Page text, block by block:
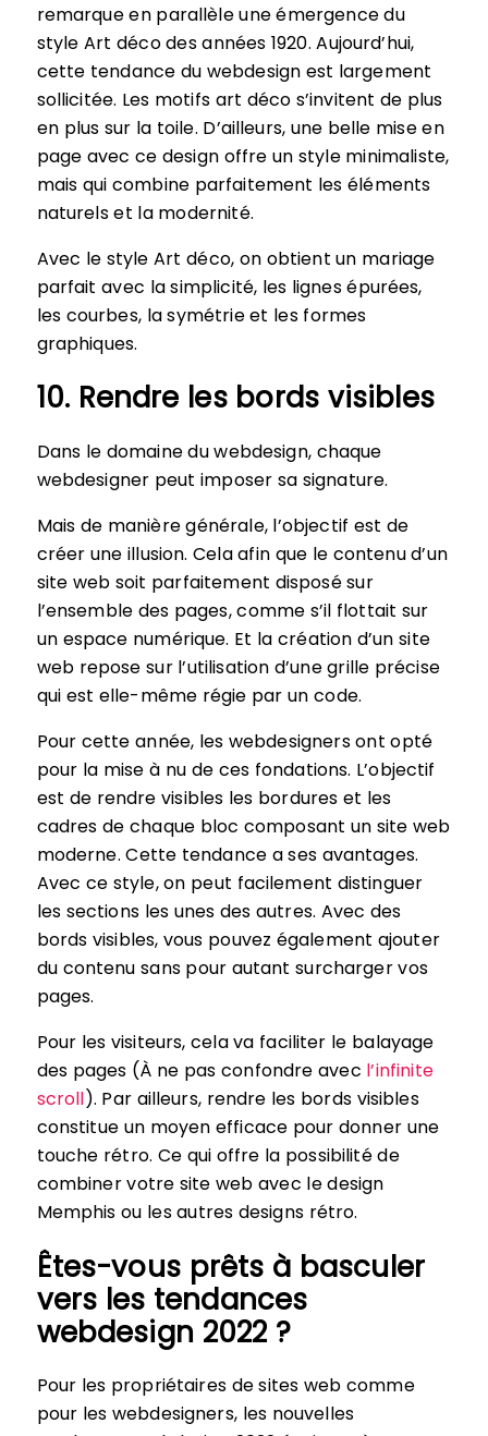
remarque en parallèle une émergence du
style Art déco des années 1920. Aujourd’hui,
cette tendance du webdesign est largement
sollicitée. Les motifs art déco s’invitent de plus
en plus sur la toile. D’ailleurs, une belle mise en
page avec ce design offre un style minimaliste,
mais qui combine parfaitement les éléments
naturels et la modernité.
Avec le style Art déco, on obtient un mariage
parfait avec la simplicité, les lignes épurées,
les courbes, la symétrie et les formes
graphiques.
10. Rendre les bords visibles
Dans le domaine du webdesign, chaque
webdesigner peut imposer sa signature.
Mais de manière générale, l’objectif est de
créer une illusion. Cela afin que le contenu d’un
site web soit parfaitement disposé sur
l’ensemble des pages, comme s’il flottait sur
un espace numérique. Et la création d’un site
web repose sur l’utilisation d’une grille précise
qui est elle-même régie par un code.
Pour cette année, les webdesigners ont opté
pour la mise à nu de ces fondations. L’objectif
est de rendre visibles les bordures et les
cadres de chaque bloc composant un site web
moderne. Cette tendance a ses avantages.
Avec ce style, on peut facilement distinguer
les sections les unes des autres. Avec des
bords visibles, vous pouvez également ajouter
du contenu sans pour autant surcharger vos
pages.
Pour les visiteurs, cela va faciliter le balayage
des pages (À ne pas confondre avec l’infinite
scroll). Par ailleurs, rendre les bords visibles
constitue un moyen efficace pour donner une
touche rétro. Ce qui offre la possibilité de
combiner votre site web avec le design
Memphis ou les autres designs rétro.
Êtes-vous prêts à basculer
vers les tendances
webdesign 2022 ?
Pour les propriétaires de sites web comme
pour les webdesigners, les nouvelles